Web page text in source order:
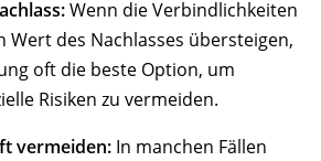
Wenn die Verbindlichkeiten
Wert des Nachlasses übersteigen,
oft die beste Option, um
Risiken zu vermeiden.
vermeiden: In manchen Fällen